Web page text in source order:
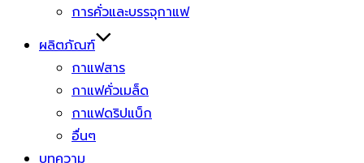
การคั่วและบรรจุกาแฟ
ผลิตภัณฑ์
กาแฟสาร
กาแฟคั่วเมล็ด
กาแฟดริปแบ็ก
อื่นๆ
บทความ